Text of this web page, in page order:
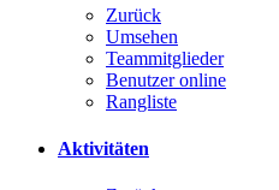
Zurück
Umsehen
Teammitglieder
Benutzer online
Rangliste
Aktivitäten